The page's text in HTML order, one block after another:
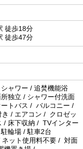
徒歩18分
徒歩47分
ャワー / 追焚機能浴
独立 / シャワー付洗面
トバス / バルコニー /
/ エアコン / クロゼッ
/ 床下収納 / TVインター
輪場 / 駐車2台
ネット使用料不要 / 対面